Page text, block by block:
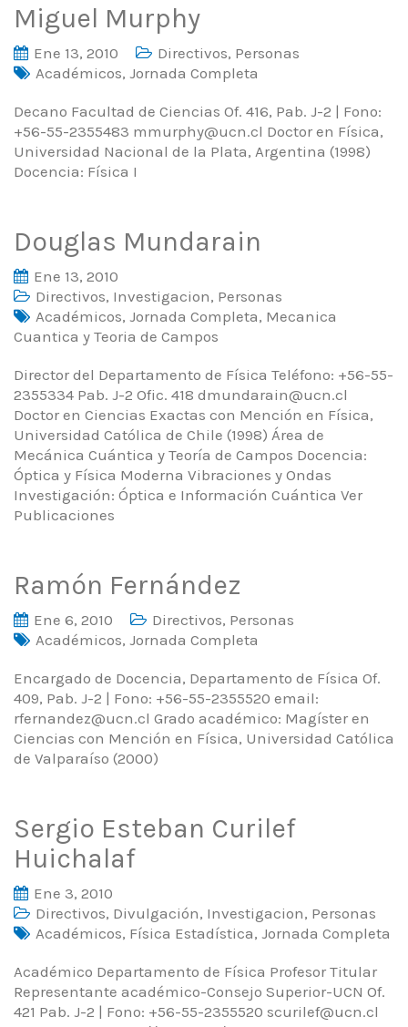
Miguel Murphy
Ene 13, 2010 Directivos, Personas
Académicos, Jornada Completa
Decano Facultad de Ciencias Of. 416, Pab. J-2 | Fono:
+56-55-2355483 mmurphy@ucn.cl Doctor en Física,
Universidad Nacional de la Plata, Argentina (1998)
Docencia: Física I
Douglas Mundarain
Ene 13, 2010
Directivos, Investigacion, Personas
Académicos, Jornada Completa, Mecanica
Cuantica y Teoria de Campos
Director del Departamento de Física Teléfono: +56-55-
2355334 Pab. J-2 Ofic. 418 dmundarain@ucn.cl
Doctor en Ciencias Exactas con Mención en Física,
Universidad Católica de Chile (1998) Área de
Mecánica Cuántica y Teoría de Campos Docencia:
Óptica y Física Moderna Vibraciones y Ondas
Investigación: Óptica e Información Cuántica Ver
Publicaciones
Ramón Fernández
Ene 6, 2010 Directivos, Personas
Académicos, Jornada Completa
Encargado de Docencia, Departamento de Física Of.
409, Pab. J-2 | Fono: +56-55-2355520 email:
rfernandez@ucn.cl Grado académico: Magíster en
Ciencias con Mención en Física, Universidad Católica
de Valparaíso (2000)
Sergio Esteban Curilef
Huichalaf
Ene 3, 2010
Directivos, Divulgación, Investigacion, Personas
Académicos, Física Estadística, Jornada Completa
Académico Departamento de Física Profesor Titular
Representante académico-Consejo Superior-UCN Of.
421 Pab. J-2 | Fono: +56-55-2355520 scurilef@ucn.cl